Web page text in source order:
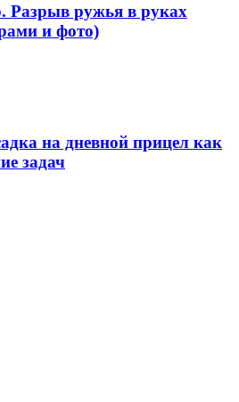
Разрыв ружья в руках
и фото)
на дневной прицел как
задач